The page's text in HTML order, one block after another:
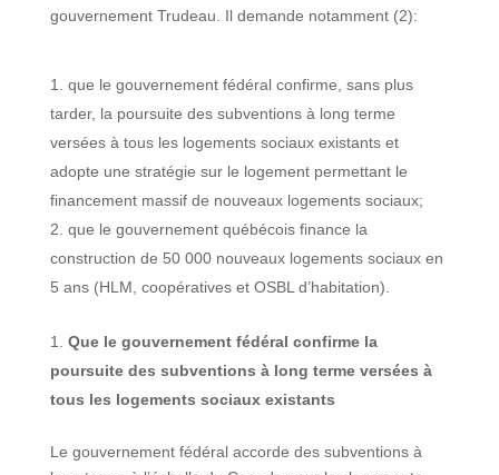
gouvernement Trudeau. Il demande notamment (2):
que le gouvernement fédéral confirme, sans plus
tarder, la poursuite des subventions à long terme
versées à tous les logements sociaux existants et
adopte une stratégie sur le logement permettant le
financement massif de nouveaux logements sociaux;
que le gouvernement québécois finance la
construction de 50 000 nouveaux logements sociaux en
5 ans (HLM, coopératives et OSBL d’habitation).
Que le gouvernement fédéral confirme la
poursuite des subventions à long terme versées à
tous les logements sociaux existants
Le gouvernement fédéral accorde des subventions à